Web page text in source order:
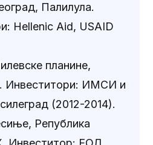
Палилула.
Hellenic Aid, USAID
планине,
Инвеститори: ИМСИ и
(2012-2014).
Република